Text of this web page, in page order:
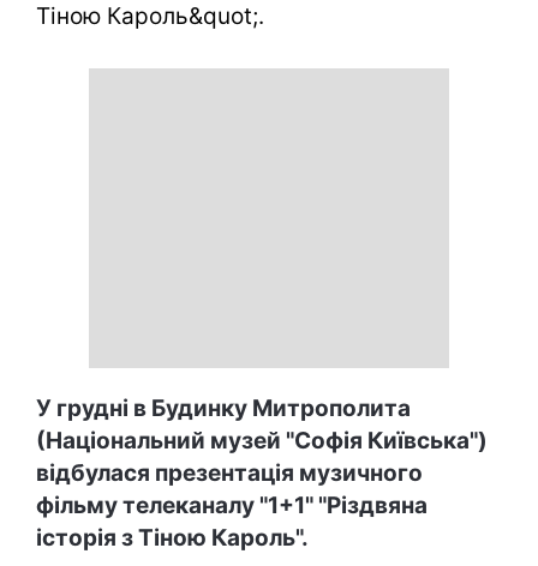
Тіною Кароль&quot;.
У грудні в Будинку Митрополита
(Національний музей "Софія Київська")
відбулася презентація музичного
фільму телеканалу "1+1" "Різдвяна
історія з Тіною Кароль".